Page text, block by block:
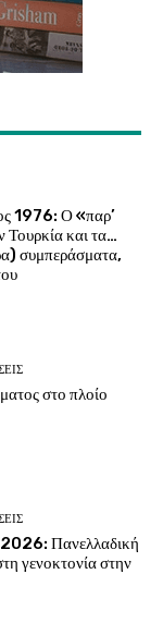
1976: Ο «παρ’
Τουρκία και τα…
συμπεράσματα,
στο πλοίο
Πανελλαδική
γενοκτονία στην